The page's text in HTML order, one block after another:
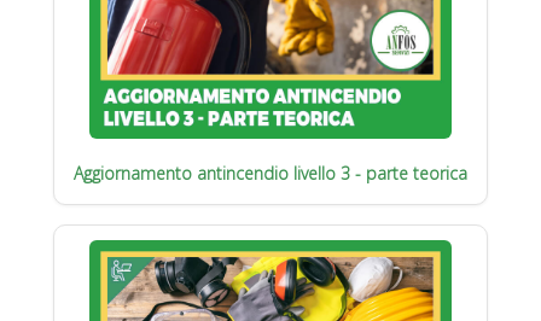
Aggiornamento antincendio livello 3 - parte teorica